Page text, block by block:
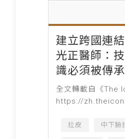
建立跨國連
光正醫師：
識必須被傳
全文轉載自《The
https://
時尚診所執...
拉皮 中下臉